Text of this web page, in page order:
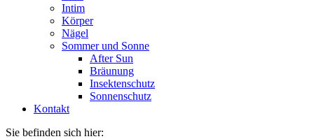
Intim
Körper
Nägel
Sommer und Sonne
After Sun
Bräunung
Insektenschutz
Sonnenschutz
Kontakt
Sie befinden sich hier: